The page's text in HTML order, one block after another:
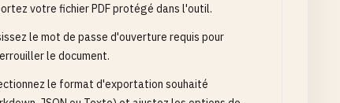
votre fichier PDF protégé dans l'outil.
le mot de passe d'ouverture requis pour
le document.
le format d'exportation souhaité